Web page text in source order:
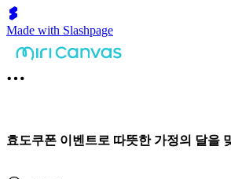
Made with Slashpage
효도쿠폰 이벤트로 따뜻한 가정의 달을